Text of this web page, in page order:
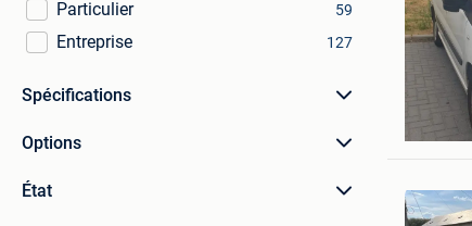
Particulier
59
Entreprise 127
Spécifications
Options
État
riyad